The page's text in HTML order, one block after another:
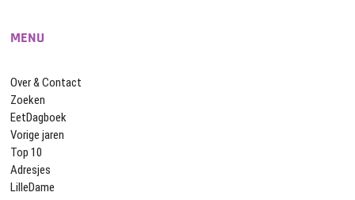
MENU
Over & Contact
Zoeken
EetDagboek
Vorige jaren
Top 10
Adresjes
LilleDame